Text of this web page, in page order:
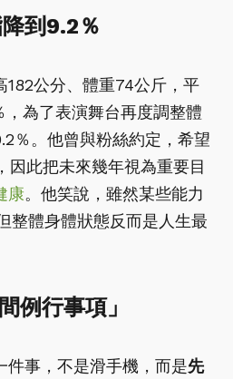
到9.2％
182公分、體重74公斤，平
，為了表演舞台再度調整體
％。他曾與粉絲約定，希望
因此把未來幾年視為重要目
康。他笑說，雖然某些能力
整體身體狀態反而是人生最
例行事項」
件事，不是滑手機，而是先